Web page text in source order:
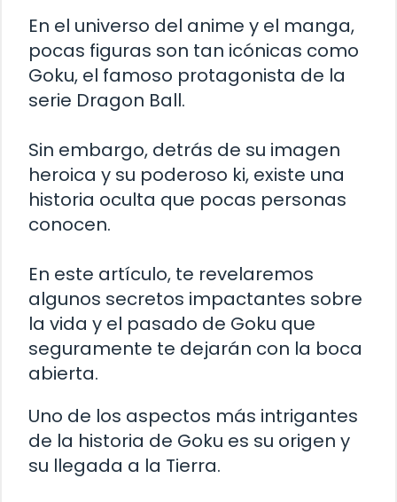
En el universo del anime y el manga,
pocas figuras son tan icónicas como
Goku, el famoso protagonista de la
serie Dragon Ball.
Sin embargo, detrás de su imagen
heroica y su poderoso ki, existe una
historia oculta que pocas personas
conocen.
En este artículo, te revelaremos
algunos secretos impactantes sobre
la vida y el pasado de Goku que
seguramente te dejarán con la boca
abierta.
Uno de los aspectos más intrigantes
de la historia de Goku es su origen y
su llegada a la Tierra.